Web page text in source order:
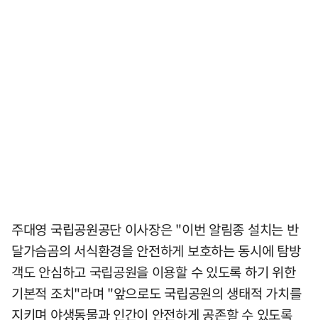
주대영 국립공원공단 이사장은 "이번 알림종 설치는 반
달가슴곰의 서식환경을 안전하게 보호하는 동시에 탐방
객도 안심하고 국립공원을 이용할 수 있도록 하기 위한
기본적 조치"라며 "앞으로도 국립공원의 생태적 가치를
지키며 야생동물과 인간이 안전하게 공존할 수 있도록